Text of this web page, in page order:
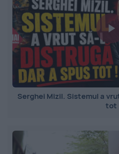
Serghei Mizil. Sistemul a
tot